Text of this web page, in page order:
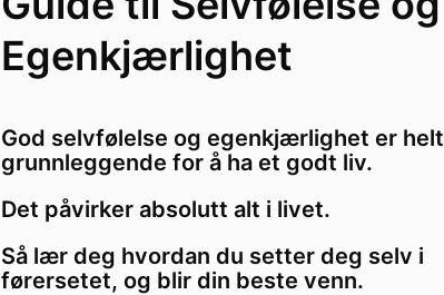
Egenkjærlighet
God selvfølelse og egenkjærlighet er helt
grunnleggende for å ha et godt liv.
Det påvirker absolutt alt i livet.
Så lær deg hvordan du setter deg selv i
førersetet, og blir din beste venn.